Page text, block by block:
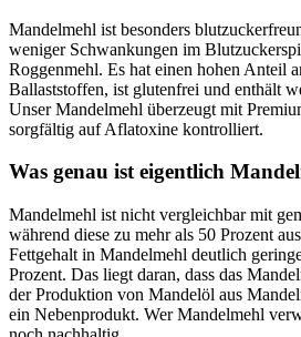
Mandelmehl ist besonders
weniger Schwankungen im
Roggenmehl. Es hat einen hohen Anteil
Ballaststoffen, ist glutenfrei und enthält
Unser Mandelmehl überzeugt mit
sorgfältig auf Aflatoxine kontrolliert.
Was genau ist eigentlich
Mandelmehl ist nicht vergleichbar mit
während diese zu mehr als 50 Prozent
Fettgehalt in Mandelmehl deutlich
Prozent. Das liegt daran, dass das
der Produktion von Mandelöl aus
ein Nebenprodukt. Wer Mandelmehl